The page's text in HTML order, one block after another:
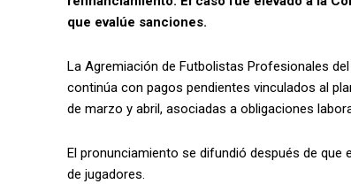
que evalúe sanciones.
La Agremiación de Futbolistas Profesionales
continúa con pagos pendientes vinculados al
de marzo y abril, asociadas a obligaciones
El pronunciamiento se difundió después de
de jugadores.